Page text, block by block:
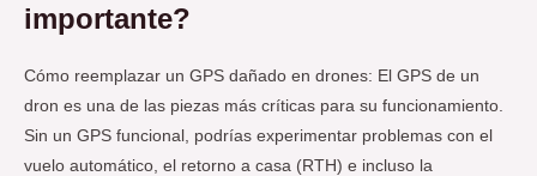
importante?
Cómo reemplazar un GPS dañado en drones: El GPS de un
dron es una de las piezas más críticas para su funcionamiento.
Sin un GPS funcional, podrías experimentar problemas con el
vuelo automático, el retorno a casa (RTH) e incluso la